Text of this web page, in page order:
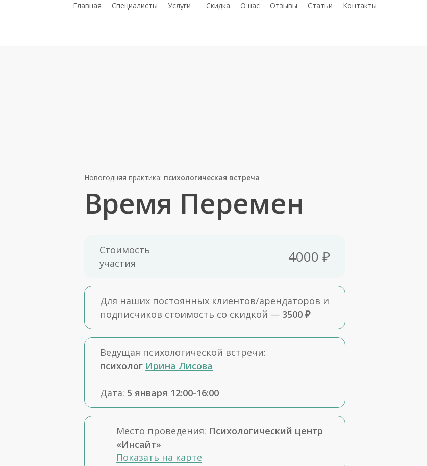
Главная Специалисты Услуги Скидка О нас Отзывы Статьи Контакты
Новогодняя практика: психологическая встреча
Время Перемен
Стоимость
участия
4000 ₽
Для наших постоянных клиентов/арендаторов и
подписчиков стоимость со скидкой — 3500 ₽
Ведущая психологической встречи:
психолог Ирина Лисова
Дата: 5 января 12:00-16:00
Место проведения: Психологический центр
«Инсайт»
Показать на карте